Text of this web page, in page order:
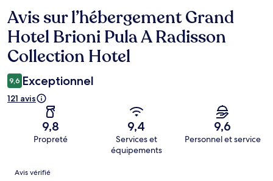
Avis
Avis sur l’hébergement Grand
Hotel Brioni Pula A Radisson
Collection Hotel
9,6 Exceptionnel
121 avis
9,8
Propreté
9,4
Services et
équipements
9,6
Personnel et service
Avis
Avis vérifié